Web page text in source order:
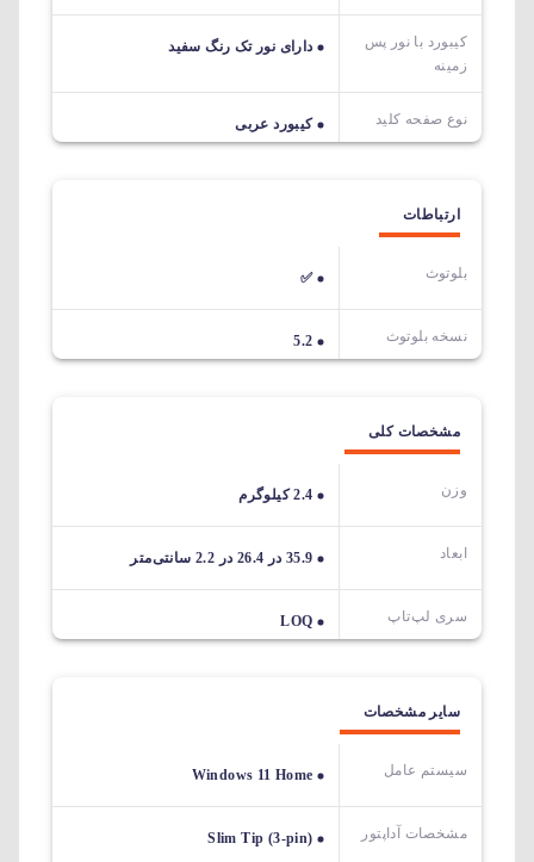
کیبورد با نور پس
زمینه
دارای نور تک رنگ سفید
نوع صفحه کلید کیبورد عربی
ارتباطات
بلوتوث ✅
نسخه بلوتوث 5.2
مشخصات کلی
وزن 2.4 کیلوگرم
ابعاد 35.9 در 26.4 در 2.2 سانتی‌متر
سری لپ‌تاپ LOQ
سایر مشخصات
سیستم عامل Windows 11 Home
مشخصات آداپتور
Slim Tip (3-pin)